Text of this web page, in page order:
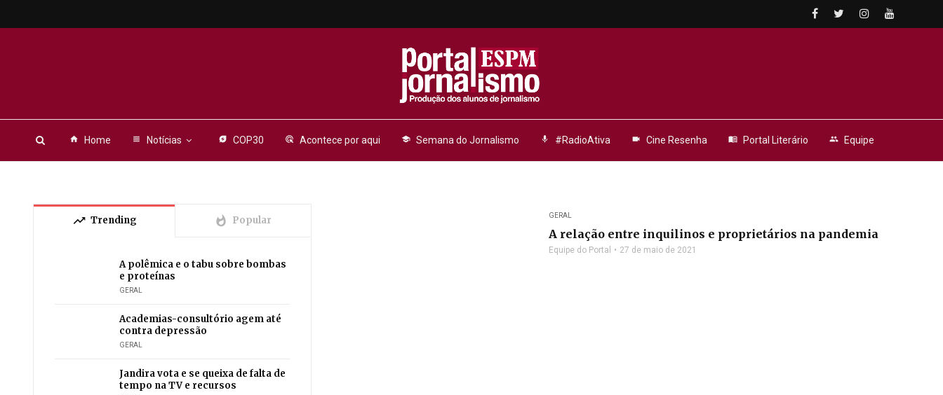
home Home view_headline Notícias energy_savings_leaf COP30 ads_click Acontece por aqui school Semana do Jornalismo mic #RadioAtiva videocam Cine Resenha menu_book Portal Literário people Equipe
GERAL
A relação entre inquilinos e proprietários na pandemia
Equipe do Portal 27 de maio de 2021
trending_up Trending whatshot Popular
A polêmica e o tabu sobre bombas
e proteínas
GERAL
Academias-consultório agem até
contra depressão
GERAL
Jandira vota e se queixa de falta de
tempo na TV e recursos